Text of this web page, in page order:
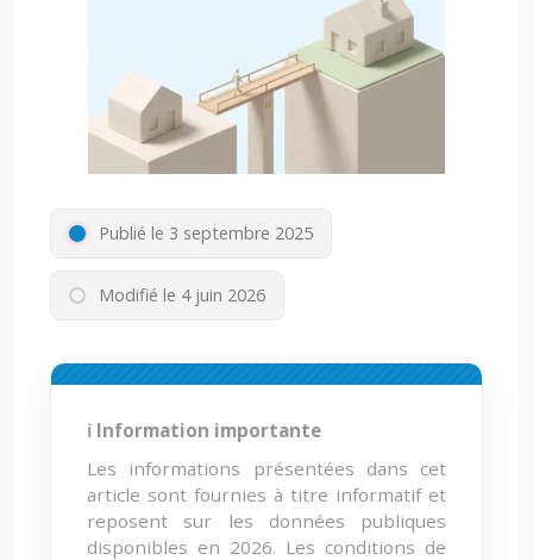
Publié le 3 septembre 2025
Modifié le 4 juin 2026
ℹ Information importante
Les informations présentées dans cet
article sont fournies à titre informatif et
reposent sur les données publiques
disponibles en 2026. Les conditions de